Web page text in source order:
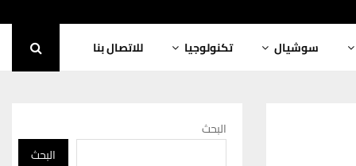
سوشيال تكنولوجيا للاتصال بنا
البحث
البحث